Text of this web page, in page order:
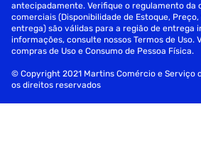
antecipadamente. Verifique o regulamento da
comerciais (Disponibilidade de Estoque,
entrega) são válidas para a região de entrega
informações, consulte nossos Termos de Uso.
compras de Uso e Consumo de Pessoa Física.
© Copyright 2021 Martins Comércio e Serviço
os direitos reservados